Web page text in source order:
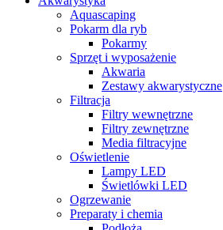
Aquascaping
Pokarm dla ryb
Pokarmy
Sprzęt i wyposażenie
Akwaria
Zestawy akwarystyczne
Filtracja
Filtry wewnętrzne
Filtry zewnętrzne
Media filtracyjne
Oświetlenie
Lampy LED
Świetlówki LED
Ogrzewanie
Preparaty i chemia